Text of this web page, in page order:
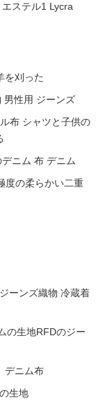
ステル1 Lycra
を刈った
男性用 ジーンズ
布 シャツと子供の
ニム 布 デニム
度の柔らかい二重
ーンズ織物 冷蔵着
の生地RFDのジー
デニム布
生地